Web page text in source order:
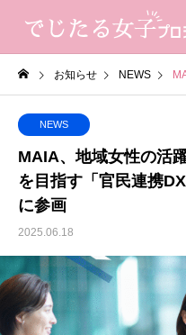
お知らせ NEWS
NEWS
MAIA、地域女性の活
を目指す「官民連携
に参画
2025.06.18